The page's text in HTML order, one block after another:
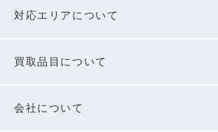
対応エリアについて
買取品⽬について
会社について